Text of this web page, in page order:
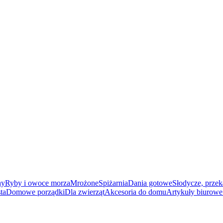
Ryby i owoce morzaMrożoneSpiżarniaDania gotoweSłodycze,
Domowe porządkiDla zwierzątAkcesoria do domuArtykuły